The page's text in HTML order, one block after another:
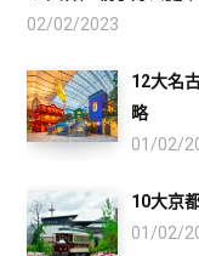
02/02/2023
12大名
略
01/02/
10大京
01/02/